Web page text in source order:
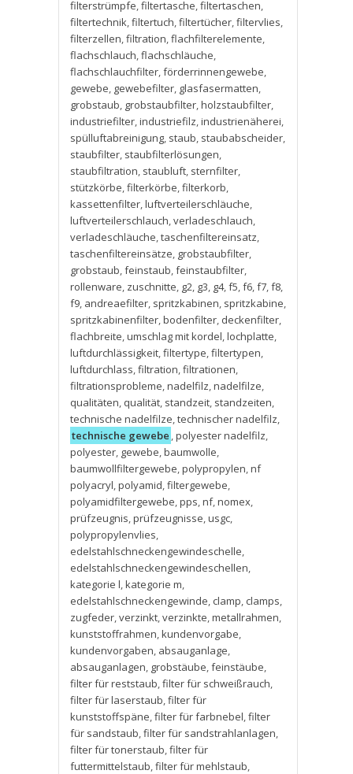
filterstrümpfe,filtertasche,filtertaschen,
filtertechnik,filtertuch,filtertücher,filtervlies,
filterzellen,filtration,flachfilterelemente,
flachschlauch,flachschläuche,
flachschlauchfilter,förderrinnengewebe,
gewebe, gewebefilter, glasfasermatten,
grobstaub, grobstaubfilter,holzstaubfilter,
industriefilter,industriefilz,industrienäherei,
spülluftabreinigung, staub, staubabscheider,
staubfilter, staubfilterlösungen,
staubfiltration, staubluft, sternfilter,
stützkörbe,filterkörbe,filterkorb,
kassettenfilter,luftverteilerschläuche,
luftverteilerschlauch,verladeschlauch,
verladeschläuche,taschenfiltereinsatz,
taschenfiltereinsätze, grobstaubfilter,
grobstaub,feinstaub,feinstaubfilter,
rollenware, zuschnitte, g2, g3, g4,f5,f6,f7,f8,
f9, andreaefilter, spritzkabinen, spritzkabine,
spritzkabinenfilter,bodenfilter, deckenfilter,
flachbreite,umschlag mit kordel,lochplatte,
luftdurchlässigkeit,filtertype,filtertypen,
luftdurchlass,filtration,filtrationen,
filtrationsprobleme,nadelfilz,nadelfilze,
qualitäten, qualität, standzeit, standzeiten,
technische nadelfilze,technischer nadelfilz,
technische gewebe ,polyester nadelfilz,
polyester, gewebe,baumwolle,
baumwollfiltergewebe,polypropylen,nf
polyacryl,polyamid,filtergewebe,
polyamidfiltergewebe,pps,nf,nomex,
prüfzeugnis,prüfzeugnisse,usgc,
polypropylenvlies,
edelstahlschneckengewindeschelle,
edelstahlschneckengewindeschellen,
kategorie l,kategorie m,
edelstahlschneckengewinde, clamp, clamps,
zugfeder,verzinkt,verzinkte,metallrahmen,
kunststoffrahmen,kundenvorgabe,
kundenvorgaben, absauganlage,
absauganlagen, grobstäube,feinstäube,
filter für reststaub,filter für schweißrauch,
filter für laserstaub,filter für
kunststoffspäne,filter für farbnebel,filter
für sandstaub,filter für sandstrahlanlagen,
filter für tonerstaub,filter für
futtermittelstaub,filter für mehlstaub,